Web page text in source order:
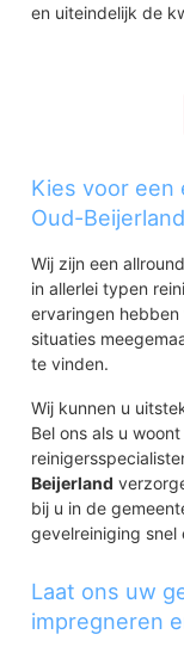
en uiteindelijk de
Kies voor een
Oud-Beijerland
Wij zijn een
in allerlei typen
ervaringen
situaties
te vinden.
Wij kunnen u
Bel ons als u
Beijerland
bij u in de
gevelreiniging snel
Laat ons uw
impregneren